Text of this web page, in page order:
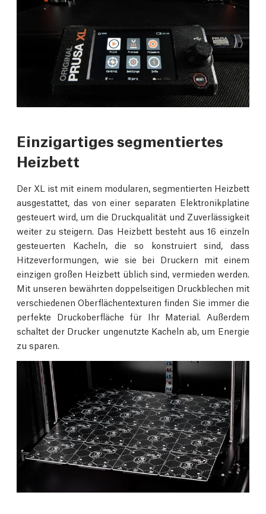
Einzigartiges segmentiertes
Heizbett
Der XL ist mit einem modularen, segmentierten Heizbett
ausgestattet, das von einer separaten Elektronikplatine
gesteuert wird, um die Druckqualität und Zuverlässigkeit
weiter zu steigern. Das Heizbett besteht aus 16 einzeln
gesteuerten Kacheln, die so konstruiert sind, dass
Hitzeverformungen, wie sie bei Druckern mit einem
einzigen großen Heizbett üblich sind, vermieden werden.
Mit unseren bewährten doppelseitigen Druckblechen mit
verschiedenen Oberflächentexturen finden Sie immer die
perfekte Druckoberfläche für Ihr Material. Außerdem
schaltet der Drucker ungenutzte Kacheln ab, um Energie
zu sparen.